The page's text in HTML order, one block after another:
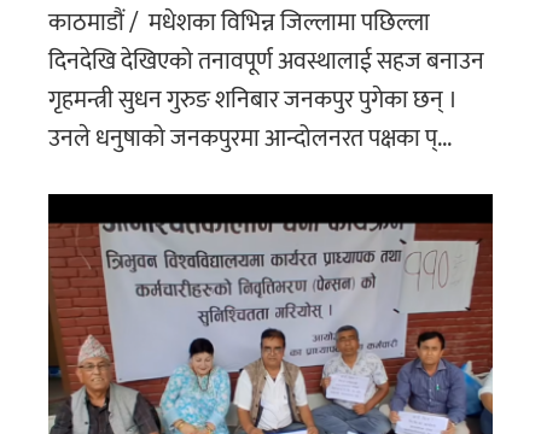
काठमाडौं / मधेशका विभिन्न जिल्लामा पछिल्ला
दिनदेखि देखिएको तनावपूर्ण अवस्थालाई सहज बनाउन
गृहमन्त्री सुधन गुरुङ शनिबार जनकपुर पुगेका छन् ।
उनले धनुषाको जनकपुरमा आन्दोलनरत पक्षका प्...